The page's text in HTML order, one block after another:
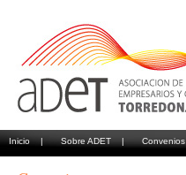
Inicio | Sobre ADET |